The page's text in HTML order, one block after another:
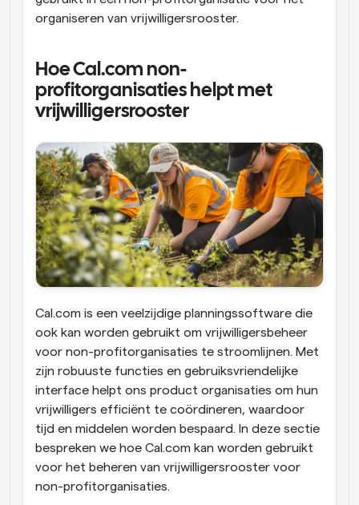
organiseren van vrijwilligersrooster.
Hoe Cal.com non-
profitorganisaties helpt met
vrijwilligersrooster
Cal.com is een veelzijdige planningssoftware die
ook kan worden gebruikt om vrijwilligersbeheer
voor non-profitorganisaties te stroomlijnen. Met
zijn robuuste functies en gebruiksvriendelijke
interface helpt ons product organisaties om hun
vrijwilligers efficiënt te coördineren, waardoor
tijd en middelen worden bespaard. In deze sectie
bespreken we hoe Cal.com kan worden gebruikt
voor het beheren van vrijwilligersrooster voor
non-profitorganisaties.